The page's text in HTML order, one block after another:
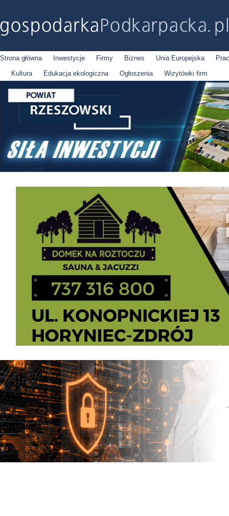
Strona główna Inwestycje Firmy Biznes Unia Europejska
Kultura
Edukacja ekologiczna Ogłoszenia Wizytówki firm